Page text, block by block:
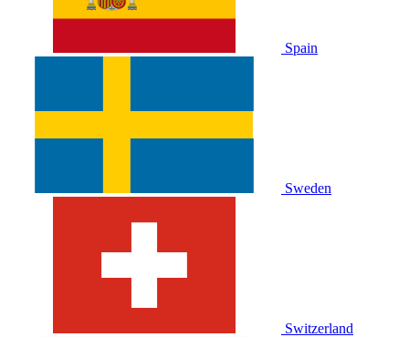
Spain
Sweden
Switzerland